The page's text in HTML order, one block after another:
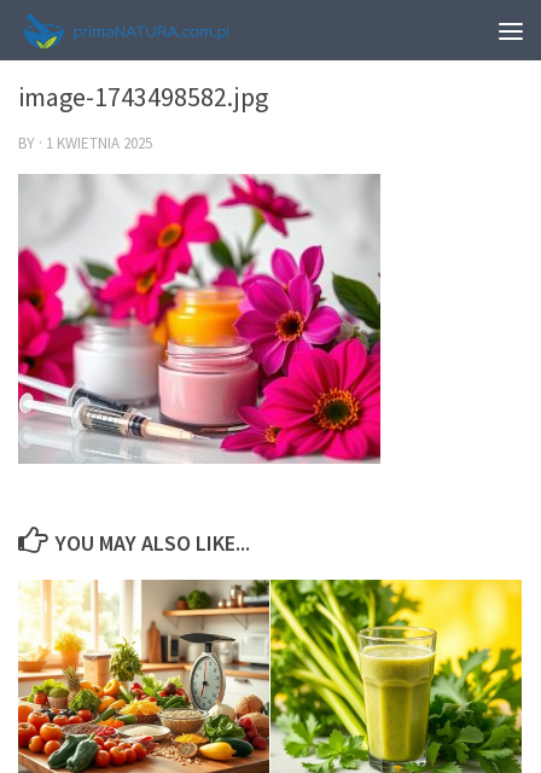
0
image-1743498582.jpg
BY · 1 KWIETNIA 2025
YOU MAY ALSO LIKE...